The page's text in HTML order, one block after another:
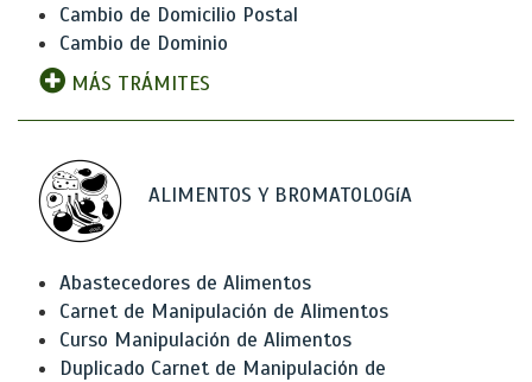
Cambio de Domicilio Postal
Cambio de Dominio
MÁS TRÁMITES
ALIMENTOS Y BROMATOLOGíA
Abastecedores de Alimentos
Carnet de Manipulación de Alimentos
Curso Manipulación de Alimentos
Duplicado Carnet de Manipulación de